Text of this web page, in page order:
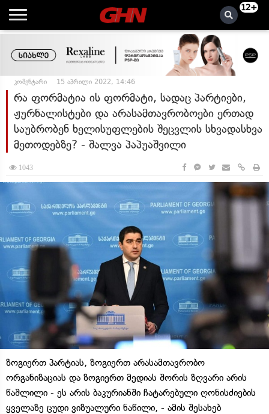
12+
კომენტარი 15 აპრილი 2022, 14:46
რა ფორმატია ის ფორმატი, სადაც პარტიები,
ჟურნალისტები და არასამთავრობოები ერთად
საუბრობენ ხელისუფლების შეცვლის სხვადასხვა
მეთოდებზე? - შალვა პაპუაშვილი
1043
ზოგიერთ პარტიას, ზოგიერთ არასამთავრობო
ორგანიზაციას და ზოგიერთ მედიას შორის ზღვარი არის
წაშლილი - ეს არის ბაკურიანში ჩატარებული ღონისძიების
ყველაზე ცუდი ვიზუალური ნაწილი, - ამის შესახებ